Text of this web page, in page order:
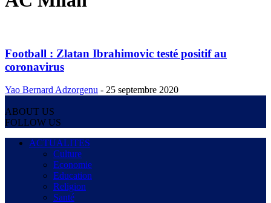
Football : Zlatan Ibrahimovic testé positif au
coronavirus
Yao Bernard Adzorgenu - 25 septembre 2020
ABOUT US
FOLLOW US
ACTUALITES
Culture
Economie
Education
Religion
Santé